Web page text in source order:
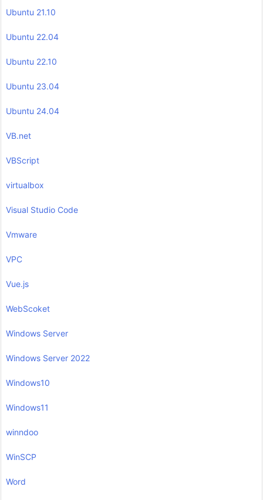
Ubuntu 21.10
Ubuntu 22.04
Ubuntu 22.10
Ubuntu 23.04
Ubuntu 24.04
VB.net
VBScript
virtualbox
Visual Studio Code
Vmware
VPC
Vue.js
WebScoket
Windows Server
Windows Server 2022
Windows10
Windows11
winndoo
WinSCP
Word